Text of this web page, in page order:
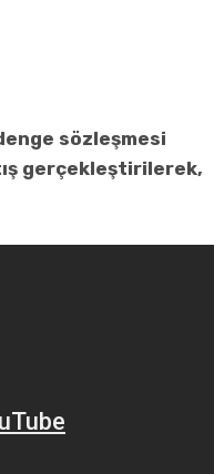
sözleşmesi
gerçekleştirilerek,